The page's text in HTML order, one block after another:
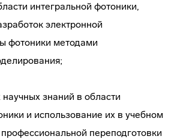
интегральной фотоники,
электронной
фотоники методами
знаний в области
и использование их в учебном
переподготовки